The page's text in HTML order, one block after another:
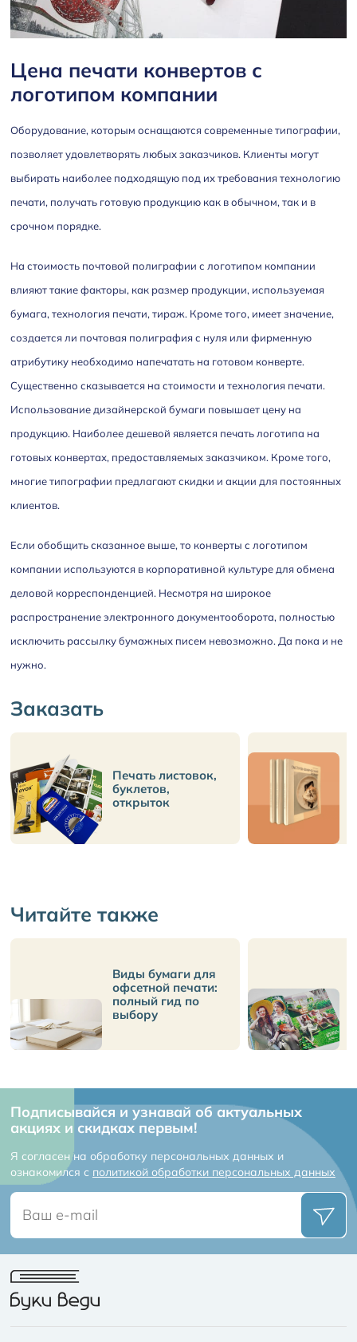
Цена печати конвертов с
логотипом компании
Оборудование, которым оснащаются современные типографии,
позволяет удовлетворять любых заказчиков. Клиенты могут
выбирать наиболее подходящую под их требования технологию
печати, получать готовую продукцию как в обычном, так и в
срочном порядке.
На стоимость почтовой полиграфии с логотипом компании
влияют такие факторы, как размер продукции, используемая
бумага, технология печати, тираж. Кроме того, имеет значение,
создается ли почтовая полиграфия с нуля или фирменную
атрибутику необходимо напечатать на готовом конверте.
Существенно сказывается на стоимости и технология печати.
Использование дизайнерской бумаги повышает цену на
продукцию. Наиболее дешевой является печать логотипа на
готовых конвертах, предоставляемых заказчиком. Кроме того,
многие типографии предлагают скидки и акции для постоянных
клиентов.
Если обобщить сказанное выше, то конверты с логотипом
компании используются в корпоративной культуре для обмена
деловой корреспонденцией. Несмотря на широкое
распространение электронного документооборота, полностью
исключить рассылку бумажных писем невозможно. Да пока и не
нужно.
Заказать
Печать листовок,
буклетов,
открыток
Читайте также
Виды бумаги для
офсетной печати:
полный гид по
выбору
Подписывайся и узнавай об актуальных
акциях и скидках первым!
Я согласен на обработку персональных данных и
ознакомился с политикой обработки персональных данных